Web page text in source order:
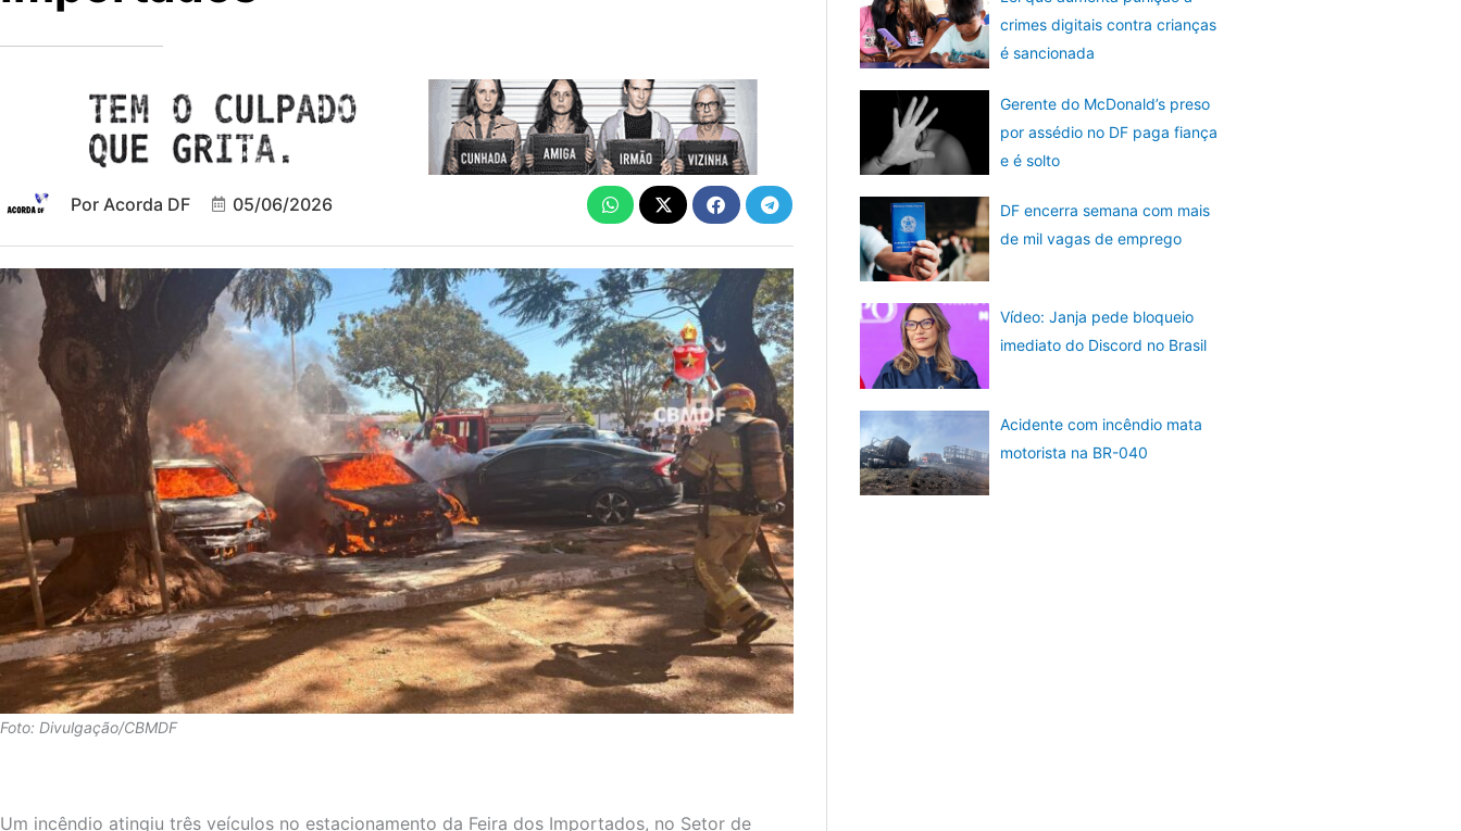
Por Acorda DF 05/06/2026
Foto: Divulgação/CBMDF
Um incêndio atingiu três veículos no estacionamento da Feira dos Importados, no Setor de
crimes digitais contra crianças
é sancionada
Gerente do McDonald’s preso
por assédio no DF paga fiança
e é solto
DF encerra semana com mais
de mil vagas de emprego
Vídeo: Janja pede bloqueio
imediato do Discord no Brasil
Acidente com incêndio mata
motorista na BR-040